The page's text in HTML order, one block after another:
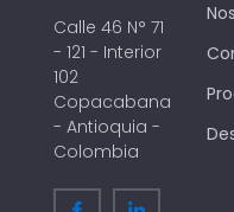
Calle 46 N° 71
- 121 - Interior
102
Copacabana
- Antioquia -
Colombia